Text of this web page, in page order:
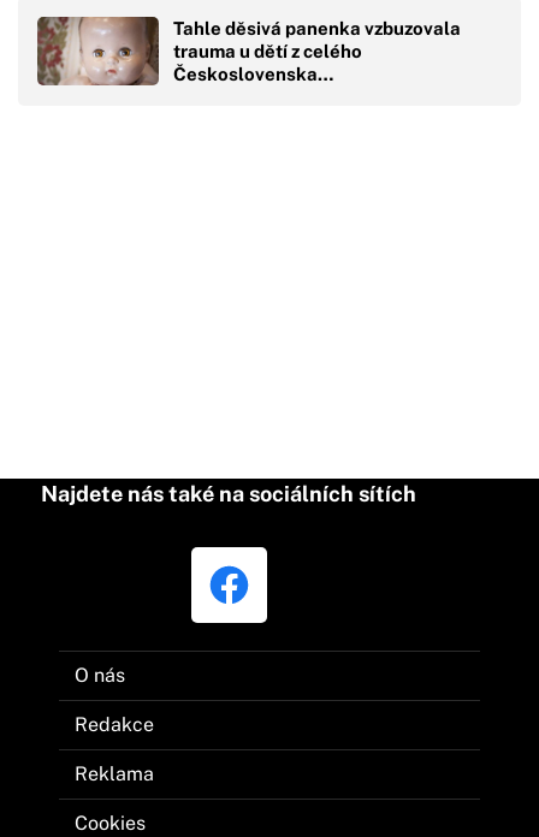
Tahle děsivá panenka vzbuzovala
trauma u dětí z celého
Československa…
Najdete nás také na sociálních sítích
O nás
Redakce
Reklama
Cookies